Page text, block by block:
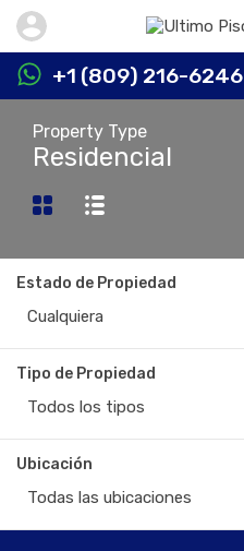
+1 (809) 216-6246
Property Type
Residencial
Estado de Propiedad
Cualquiera
Tipo de Propiedad
Todos los tipos
Ubicación
Todas las ubicaciones